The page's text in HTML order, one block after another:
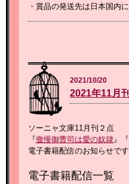
・賞品の発送先は日本国内
2021/10/20
2021年11月
ソーニャ文庫11月刊２点
『傲慢御曹司は愛の奴隷 』『
電子書籍配信のお知らせです
電子書籍配信一覧